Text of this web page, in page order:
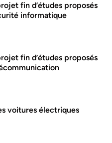
fin d’études proposés
informatique
fin d’études proposés
voitures électriques